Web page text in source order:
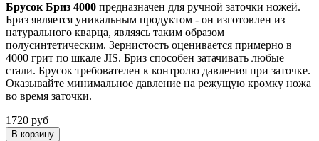
Брусок Бриз 4000 предназначен для ручной заточки ножей.
Бриз является уникальным продуктом - он изготовлен из
натурального кварца, являясь таким образом
полусинтетическим. Зернистость оценивается примерно в
4000 грит по шкале JIS. Бриз способен затачивать любые
стали. Брусок требователен к контролю давления при заточке.
Оказывайте минимальное давление на режущую кромку ножа
во время заточки.
1720 руб
В корзину